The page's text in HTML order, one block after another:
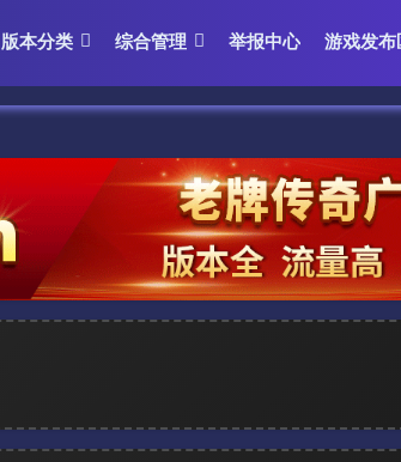
版本分类 综合管理 举报中心 游戏发布